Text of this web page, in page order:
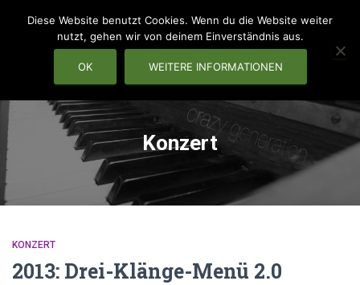
Konzert
KONZERT
2013: Drei-Klänge-Menü 2.0
Diese Website benutzt Cookies. Wenn du die Website weiter
nutzt, gehen wir von deinem Einverständnis aus.
OK WEITERE INFORMATIONEN